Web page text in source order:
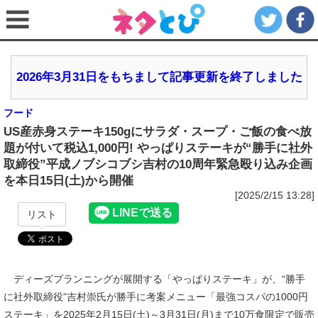
2026年3月31日をもちまして記事更新を終了しました
フード
US産赤身ステーキ150gにサラダ・スープ・ご飯の食べ放
題が付いて税込1,000円! やっぱりステーキが“勝手に社外
取締役”平成ノブシコブシ吉村の10周年緊急殴り込み企画
を本日15日(土)から開催
[2025/2/15 13:28]
リスト
ディーズプランニングが展開する「やっぱりステーキ」が、“勝手
に社外取締役”吉村崇氏が勝手に考案メニュー「最強コスパの1000円
ステーキ」を2025年2月15日(土)～3月31日(月)まで10万食限定で販売